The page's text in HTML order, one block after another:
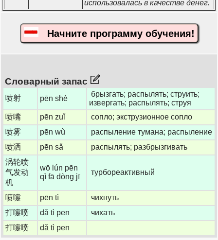
использовалась в качестве денег.
Начните программу обучения!
Словарный запас
喷射 pēn shè
брызгать; распылять; струить;
извергать; распылять; струя
喷嘴
pēn zuǐ
сопло; экструзионное сопло
喷雾
pēn wù
распыление тумана; распыление
喷洒
pēn sǎ
распылять; разбрызгивать
涡轮喷
气发动
机
wō lún pēn
qì fā dòng jī
турбореактивный
喷嚏 pēn tì
чихнуть
打嚏喷
dǎ tì pen
чихать
打嚏喷
dǎ tì pen